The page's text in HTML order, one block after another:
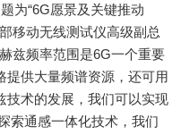
“6G愿景及关键推动
移动无线测试仪高级副总
兹频率范围是6G一个重要
提供大量频谱资源，还可用
技术的发展，我们可以实现
索通感一体化技术，我们